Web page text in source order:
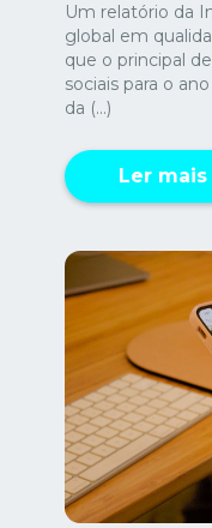
Um relatório da
global em
que o principal
sociais para o
da (...)
Ler mais